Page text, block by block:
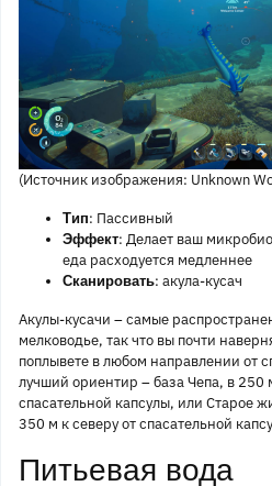
(Источник изображения: Unknown
Тип: Пассивный
Эффект: Делает ваш
еда расходуется медленнее
Сканировать: акула-кусач
Акулы-кусачи – самые
мелководье, так что вы почти
поплывете в любом направлении от
лучший ориентир – база Чепа, в 250
спасательной капсулы, или Старое
350 м к северу от спасательной
Питьевая вода